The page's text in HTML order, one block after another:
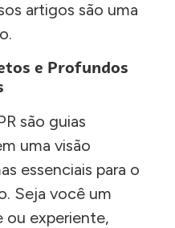
artigos são uma
e Profundos
são guias
uma visão
essenciais para o
Seja você um
ou experiente,